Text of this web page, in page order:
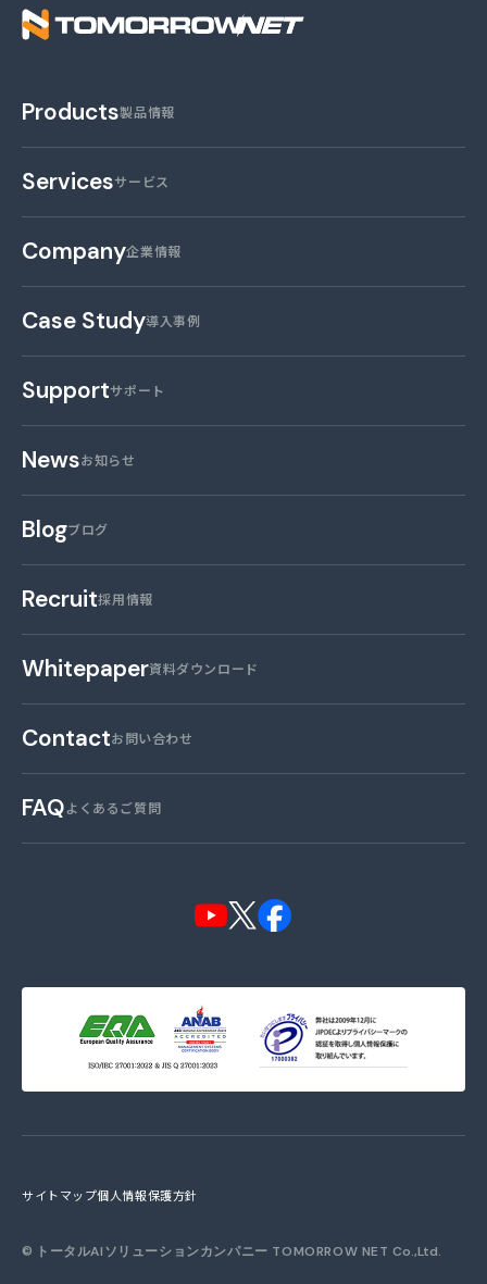
株式会社トゥモロー
Products製品情報
Servicesサービス
Company企業情報
Case Study導入事例
Supportサポート
Newsお知らせ
Blogブログ
Recruit採用情報
Whitepaper資料ダウンロード
Contactお問い合わせ
FAQよくあるご質問
サイトマップ個人情報保護方針
© トータルAIソリューションカンパニー TOMORROW NET Co.,Ltd.